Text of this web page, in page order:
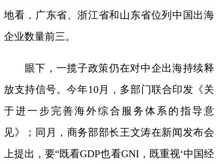
地看，广东省、浙江省和山东省位列中国出海
企业数量前三。
眼下，一揽子政策仍在对中企出海持续释
放支持信号。今年10月，多部门联合印发《关
于进一步完善海外综合服务体系的指导意
见》；同月，商务部部长王文涛在新闻发布会
上提出，要“既看GDP也看GNI，既重视‘中国经